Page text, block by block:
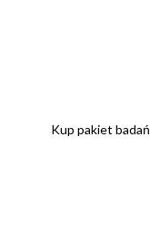
Kup pakiet badań